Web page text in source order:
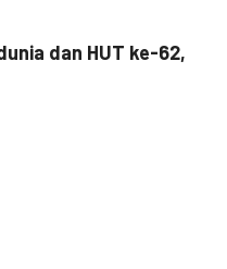
dan HUT ke-62,